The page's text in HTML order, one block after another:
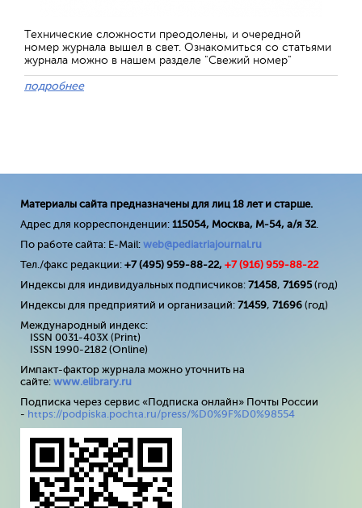
Технические сложности преодолены, и очередной
номер журнала вышел в свет. Ознакомиться со статьями
журнала можно в нашем разделе "Свежий номер"
подробнее
Материалы сайта предназначены для лиц 18 лет и старше.
Адрес для корреспонденции: 115054, Москва, М-54, а/я 32.
По работе сайта: E-Mail: web@pediatriajournal.ru
Тел./факс редакции: +7 (495) 959-88-22, +7 (916) 959-88-22
Индексы для индивидуальных подписчиков: 71458, 71695(год)
Индексы для предприятий и организаций: 71459, 71696 (год)
Международный индекс:
ISSN 0031-403X (Print)
ISSN 1990-2182 (Online)
Импакт-фактор журнала можно уточнить на
сайте: www.elibrary.ru
Подписка через сервис «Подписка онлайн» Почты России
- https://podpiska.pochta.ru/press/%D0%9F%D0%98554